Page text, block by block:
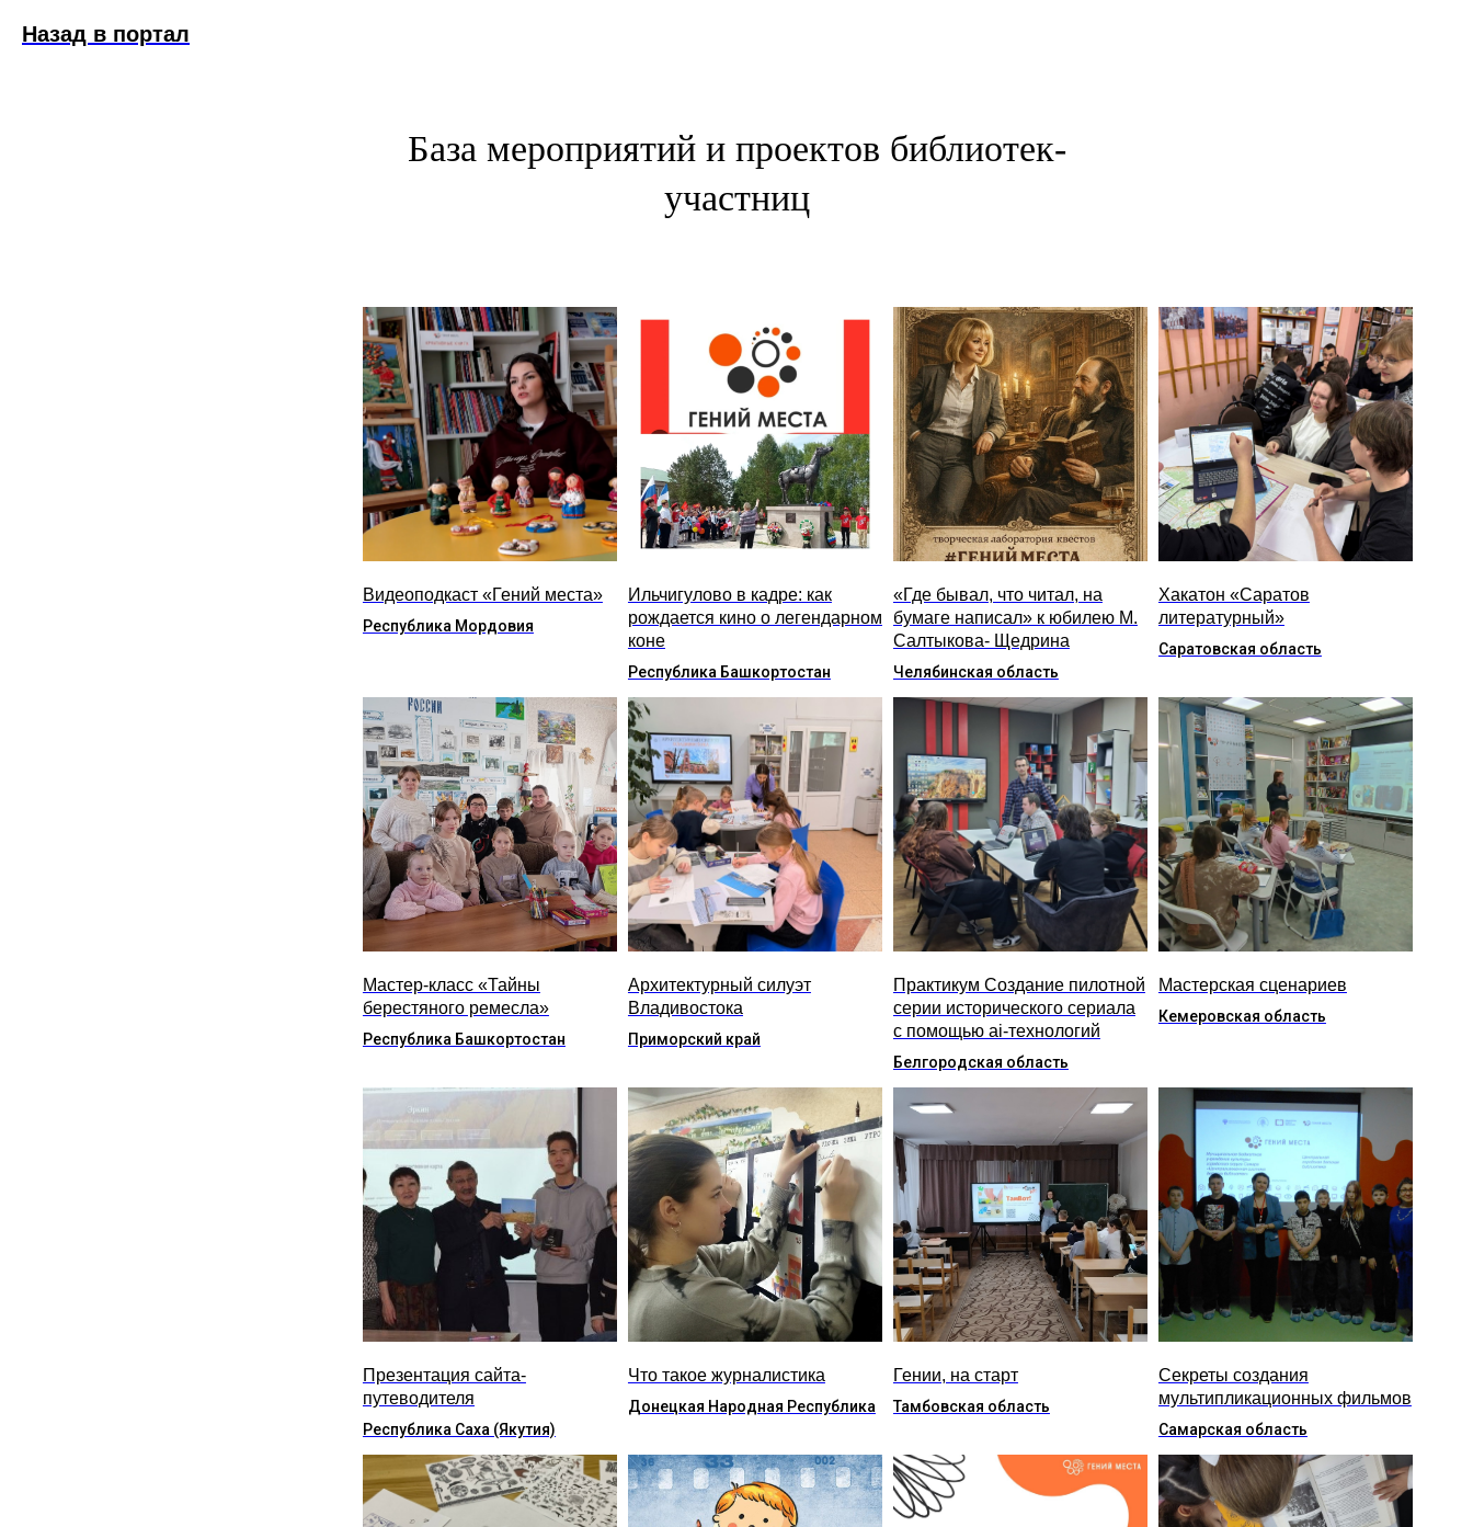
Назад в портал
База мероприятий и проектов библиотек-
участниц
Видеоподкаст «Гений места»
Республика Мордовия
Ильчигулово в кадре: как
рождается кино о легендарном
коне
Республика Башкортостан
«Где бывал, что читал, на
бумаге написал» к юбилею М.
Салтыкова- Щедрина
Челябинская область
Хакатон «Саратов
литературный»
Саратовская область
Мастер-класс «Тайны
берестяного ремесла»
Республика Башкортостан
Архитектурный силуэт
Владивостока
Приморский край
Практикум Создание пилотной
серии исторического сериала
с помощью ai-технологий
Белгородская область
Мастерская сценариев
Кемеровская область
Презентация сайта-
путеводителя
Республика Саха (Якутия)
Что такое журналистика
Донецкая Народная Республика
Гении, на старт
Тамбовская область
Секреты создания
мультипликационных фильмов
Самарская область